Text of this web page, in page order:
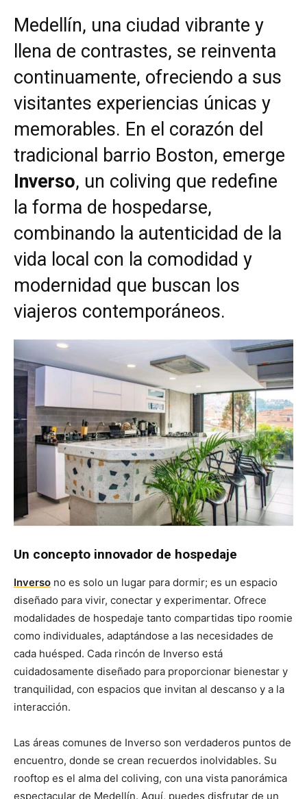
Medellín, una ciudad vibrante y
llena de contrastes, se reinventa
continuamente, ofreciendo a sus
visitantes experiencias únicas y
memorables. En el corazón del
tradicional barrio Boston, emerge
Inverso, un coliving que redefine
la forma de hospedarse,
combinando la autenticidad de la
vida local con la comodidad y
modernidad que buscan los
viajeros contemporáneos.
Un concepto innovador de hospedaje
Inverso no es solo un lugar para dormir; es un espacio
diseñado para vivir, conectar y experimentar. Ofrece
modalidades de hospedaje tanto compartidas tipo roomie
como individuales, adaptándose a las necesidades de
cada huésped. Cada rincón de Inverso está
cuidadosamente diseñado para proporcionar bienestar y
tranquilidad, con espacios que invitan al descanso y a la
interacción.
Las áreas comunes de Inverso son verdaderos puntos de
encuentro, donde se crean recuerdos inolvidables. Su
rooftop es el alma del coliving, con una vista panorámica
espectacular de Medellín. Aquí, puedes disfrutar de un